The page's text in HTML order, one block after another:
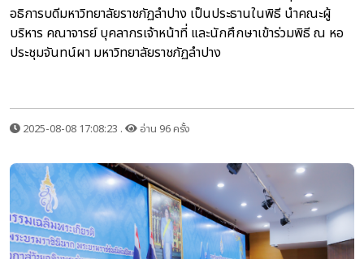
อธิการบดีมหาวิทยาลัยราชภัฏลำปาง เป็นประธานในพิธี นำคณะผู้
บริหาร คณาจารย์ บุคลากรเจ้าหน้าที่ และนักศึกษาเข้าร่วมพิธี ณ หอ
ประชุมจันทน์ผา มหาวิทยาลัยราชภัฏลำปาง
2025-08-08 17:08:23 . อ่าน 96 ครั้ง